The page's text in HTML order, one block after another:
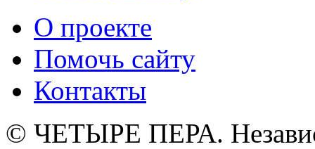
О проекте
Помочь сайту
Контакты
© ЧЕТЫРЕ ПЕРА.